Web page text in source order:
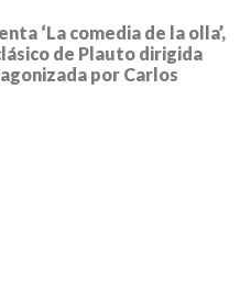
‘La comedia de la olla’,
de Plauto dirigida
por Carlos